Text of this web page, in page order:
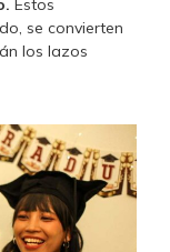
Estos
se convierten
los lazos